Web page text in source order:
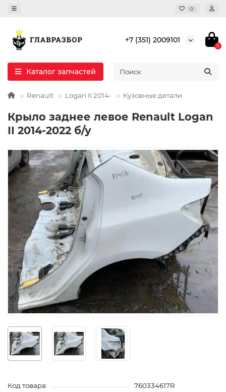
0
+7 (351) 2009101
0
Каталог запчастей
Renault Logan II 2014- Кузовные детали
Крыло заднее левое Renault Logan
II 2014-2022 б/у
Код товара:
760334617R